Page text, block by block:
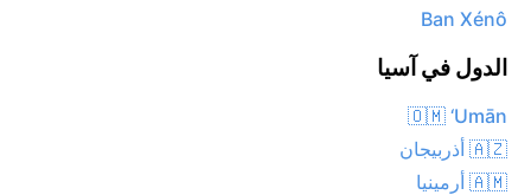
Ban Xénô
الدول في آسيا
🇴🇲 ‘Umān
🇦🇿 أذربيجان
🇦🇲 أرمينيا